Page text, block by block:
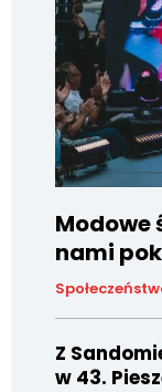
Modowe
nami
Z
w 43.